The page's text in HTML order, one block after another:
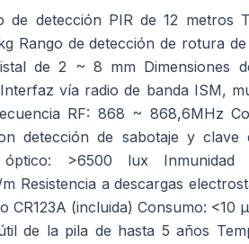
de detección PIR de 12 metros
Rango de detección de rotura
de 2 ~ 8 mm Dimensiones
vía radio de banda ISM,
RF: 868 ~ 868,6MHz
detección de sabotaje y clave
>6500 lux Inmunidad
Resistencia a descargas
CR123A (incluida) Consumo: <10
de la pila de hasta 5 años